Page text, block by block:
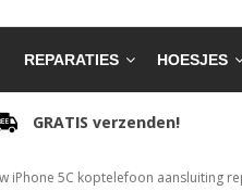
REPARATIES HOESJES
GRATIS verzenden!
iPhone 5C koptelefoon aansluiting